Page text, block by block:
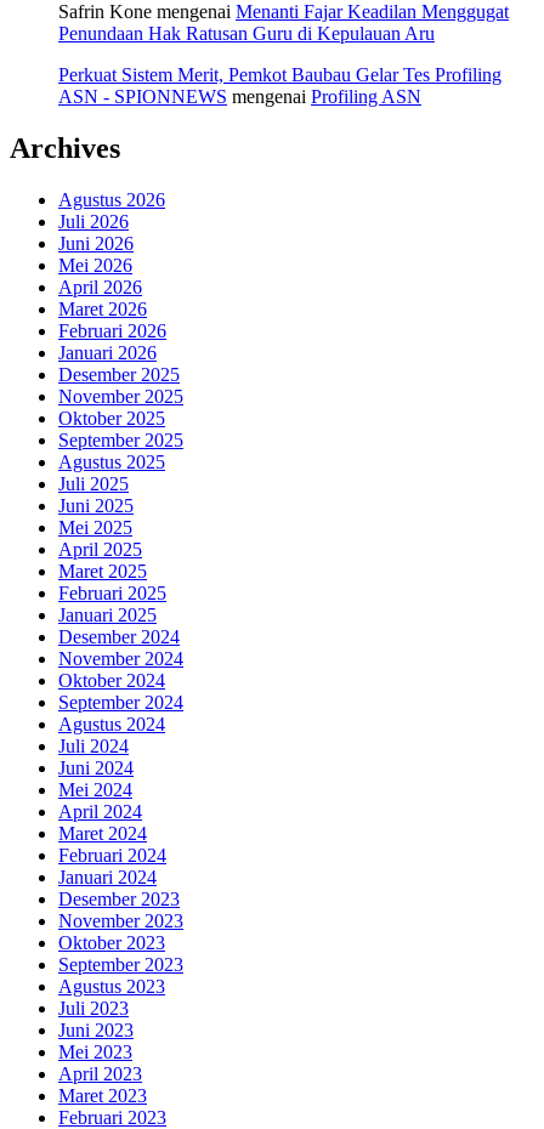
Safrin Kone mengenai Menanti Fajar Keadilan Menggugat
Penundaan Hak Ratusan Guru di Kepulauan Aru
Perkuat Sistem Merit, Pemkot Baubau Gelar Tes Profiling
ASN - SPIONNEWS mengenai Profiling ASN
Archives
Agustus 2026
Juli 2026
Juni 2026
Mei 2026
April 2026
Maret 2026
Februari 2026
Januari 2026
Desember 2025
November 2025
Oktober 2025
September 2025
Agustus 2025
Juli 2025
Juni 2025
Mei 2025
April 2025
Maret 2025
Februari 2025
Januari 2025
Desember 2024
November 2024
Oktober 2024
September 2024
Agustus 2024
Juli 2024
Juni 2024
Mei 2024
April 2024
Maret 2024
Februari 2024
Januari 2024
Desember 2023
November 2023
Oktober 2023
September 2023
Agustus 2023
Juli 2023
Juni 2023
Mei 2023
April 2023
Maret 2023
Februari 2023